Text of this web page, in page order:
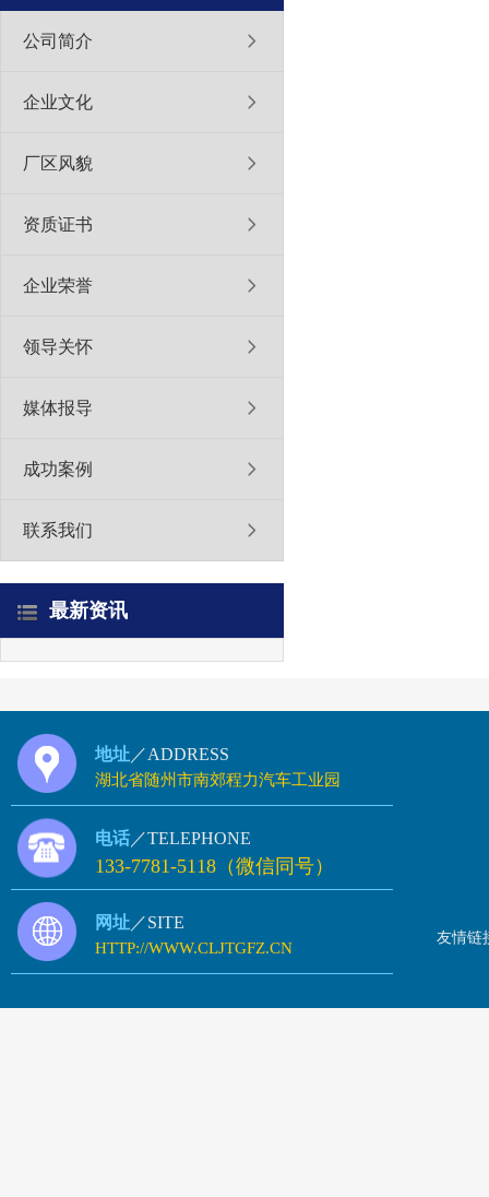
公司简介
企业文化
厂区风貌
资质证书
企业荣誉
领导关怀
媒体报导
成功案例
联系我们
最新资讯
地址 ／ADDRESS
湖北省随州市南郊程力汽车工业园
电话 ／TELEPHONE
133-7781-5118（微信同号）
网址 ／SITE
HTTP://WWW.CLJTGFZ.CN
友情链